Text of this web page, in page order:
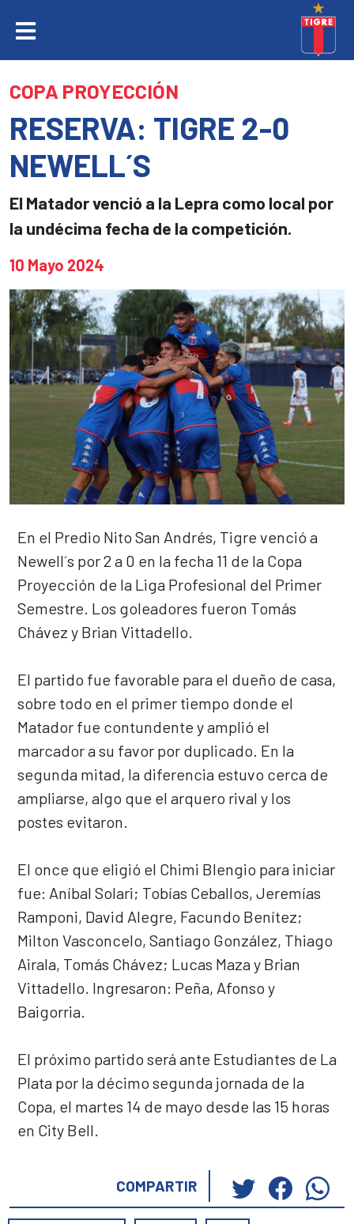
COPA PROYECCIÓN
RESERVA: TIGRE 2-0
NEWELL´S
El Matador venció a la Lepra como local por
la undécima fecha de la competición.
10 Mayo 2024
En el Predio Nito San Andrés, Tigre venció a
Newell´s por 2 a 0 en la fecha 11 de la Copa
Proyección de la Liga Profesional del Primer
Semestre. Los goleadores fueron Tomás
Chávez y Brian Vittadello.
El partido fue favorable para el dueño de casa,
sobre todo en el primer tiempo donde el
Matador fue contundente y amplió el
marcador a su favor por duplicado. En la
segunda mitad, la diferencia estuvo cerca de
ampliarse, algo que el arquero rival y los
postes evitaron.
El once que eligió el Chimi Blengio para iniciar
fue: Aníbal Solari; Tobías Ceballos, Jeremías
Ramponi, David Alegre, Facundo Benítez;
Milton Vasconcelo, Santiago González, Thiago
Airala, Tomás Chávez; Lucas Maza y Brian
Vittadello. Ingresaron: Peña, Afonso y
Baigorria.
El próximo partido será ante Estudiantes de La
Plata por la décimo segunda jornada de la
Copa, el martes 14 de mayo desde las 15 horas
en City Bell.
COMPARTIR
Haz
clic
Haz
clic